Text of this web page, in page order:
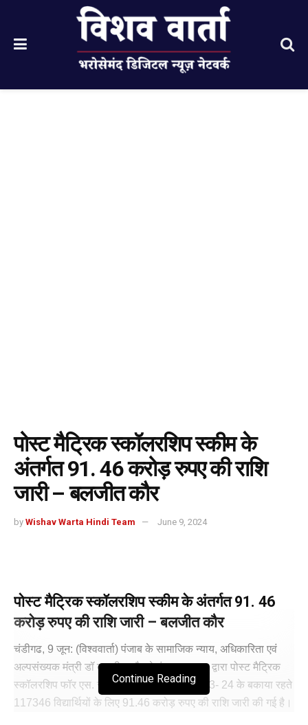
पोस्ट मैट्रिक स्कॉलरशिप स्कीम के
अंतर्गत 91. 46 करोड़ रुपए की राशि
जारी – बलजीत कौर
by Wishav Warta Hindi Team June 9, 2024
पोस्ट मैट्रिक स्कॉलरशिप स्कीम के अंतर्गत 91. 46
करोड़ रुपए की राशि जारी – बलजीत कौर
चंडीगढ, 9 जून: (विश्ववार्ता) पंजाब के सामाजिक न्याय, अधिकारिता एवं
अल्पसंख्यक मंत्री डॉ बलजीत कौर ने पंजाब सरकार द्वारा पोस्ट मैट्रिक
स्कॉलरशिप फॉर एस. सी स्टूडेंट्स स्कीम साल 2023- 24 के बकाया रहते
117346 विद्यार्थियों के लिए 91.46 करोड़ रुपए की राशि जारी की गई है।
Continue Reading